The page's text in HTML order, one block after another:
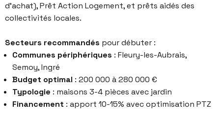
d’achat), Prêt Action Logement, et prêts aidés des
collectivités locales.
Secteurs recommandés pour débuter :
Communes périphériques : Fleury-les-Aubrais,
Semoy, Ingré
Budget optimal : 200 000 à 280 000 €
Typologie : maisons 3-4 pièces avec jardin
Financement : apport 10-15% avec optimisation PTZ